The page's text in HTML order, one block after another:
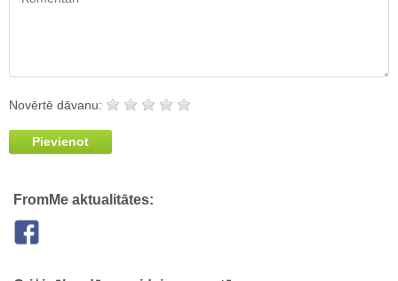
Novērtē dāvanu:
Pievienot
FromMe aktualitātes: